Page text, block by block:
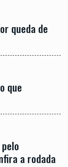
queda de
que
a rodada